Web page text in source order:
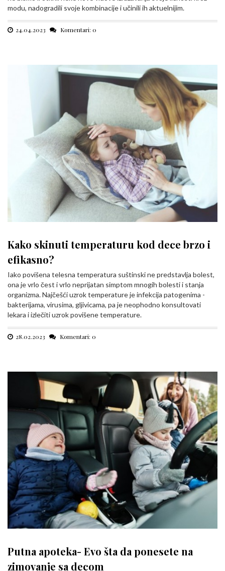
modu, nadogradili svoje kombinacije i učinili ih aktuelnijim.
24.04.2023 Komentari: 0
Kako skinuti temperaturu kod dece brzo i
efikasno?
Iako povišena telesna temperatura suštinski ne predstavlja bolest,
ona je vrlo čest i vrlo neprijatan simptom mnogih bolesti i stanja
organizma. Najčešći uzrok temperature je infekcija patogenima -
bakterijama, virusima, gljivicama, pa je neophodno konsultovati
lekara i izlečiti uzrok povišene temperature.
28.02.2023 Komentari: 0
Putna apoteka- Evo šta da ponesete na
zimovanje sa decom